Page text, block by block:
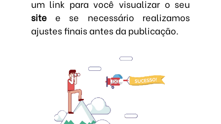
um link para você visualizar o seu
sitee se necessário realizamos
ajustes finais antes da publicação.